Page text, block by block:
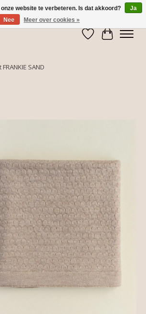
Verlanglijst
SAND
website te verbeteren. Is dat akkoord?
Ja
Nee
Meer over cookies »